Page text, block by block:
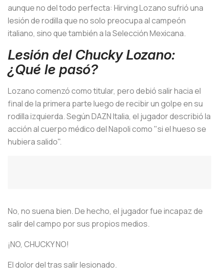
aunque no del todo perfecta: Hirving Lozano sufrió una
lesión de rodilla que no solo preocupa al campeón
italiano, sino que también a la Selección Mexicana.
Lesión del Chucky Lozano:
¿Qué le pasó?
Lozano comenzó como titular, pero debió salir hacia el
final de la primera parte luego de recibir un golpe en su
rodilla izquierda. Según DAZN Italia, el jugador describió la
acción al cuerpo médico del Napoli como "si el hueso se
hubiera salido".
No, no suena bien. De hecho, el jugador fue incapaz de
salir del campo por sus propios medios.
¡NO, CHUCKY NO!
El dolor del tras salir lesionado.